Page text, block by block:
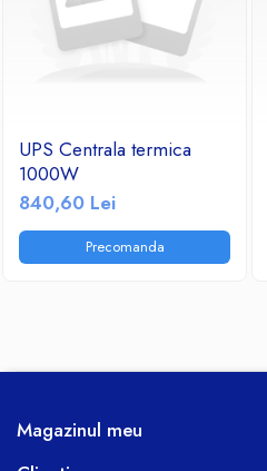
UPS Centrala termica
1000W
840,60 Lei
Precomanda
Magazinul meu